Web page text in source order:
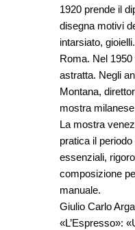
1920 prende il
disegna motivi
intarsiato,
Roma. Nel
astratta. Negli
Montana,
mostra
La mostra
pratica il
essenziali,
composizione
manuale.
Giulio Carlo
«L’Espresso»: